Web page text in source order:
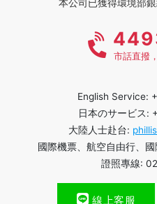
本公司已獲得環境部
市話直撥
English Service:
日本のサービス:
大陸人士赴台:
國際機票、航空自由行、
證照專線:
線上客服